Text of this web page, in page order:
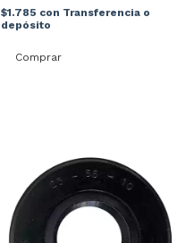
$1.785 con Transferencia o
depósito